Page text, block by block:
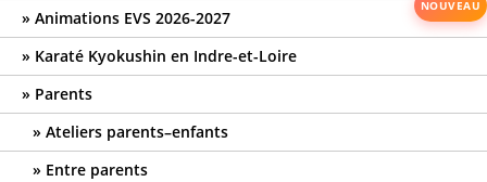
Animations EVS 2026-2027
Karaté Kyokushin en Indre-et-Loire
Parents
Ateliers parents–enfants
Entre parents